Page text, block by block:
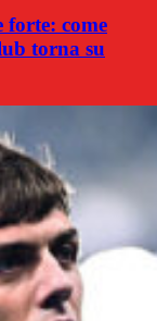
forte: come
torna su